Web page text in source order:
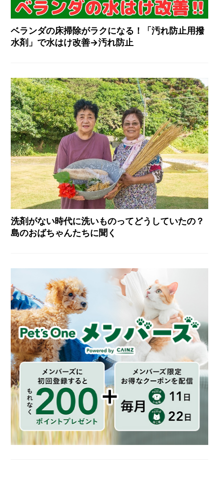
ベランダの床掃除がラクになる！「汚れ防止用撥
水剤」で水はけ改善→汚れ防止
洗剤がない時代に洗いものってどうしていたの？
島のおばちゃんたちに聞く